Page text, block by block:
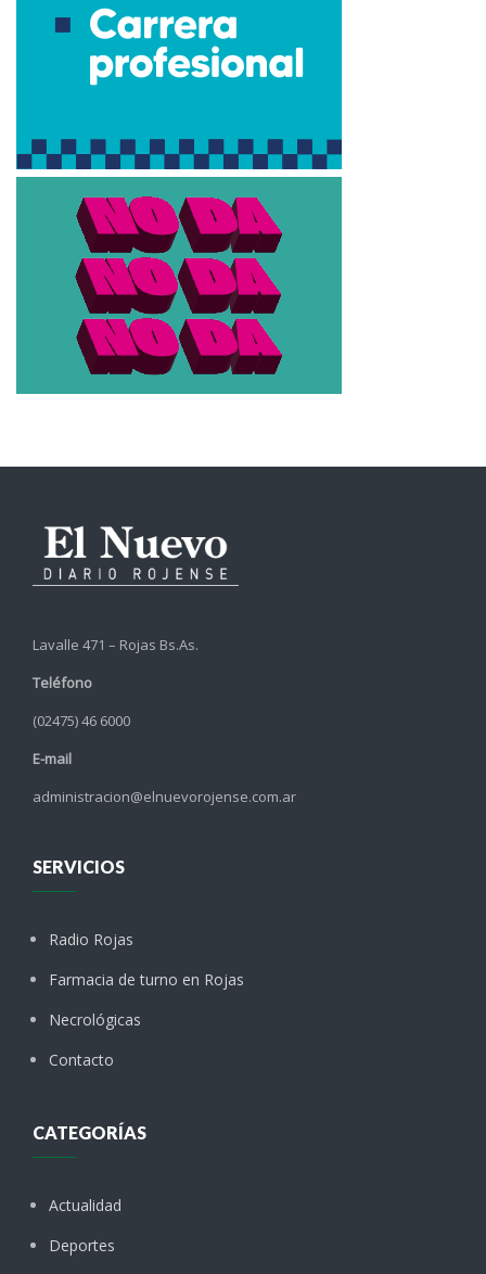
Lavalle 471 – Rojas Bs.As.
Teléfono
(02475) 46 6000
E-mail
administracion@elnuevorojense.com.ar
SERVICIOS
Radio Rojas
Farmacia de turno en Rojas
Necrológicas
Contacto
CATEGORÍAS
Actualidad
Deportes